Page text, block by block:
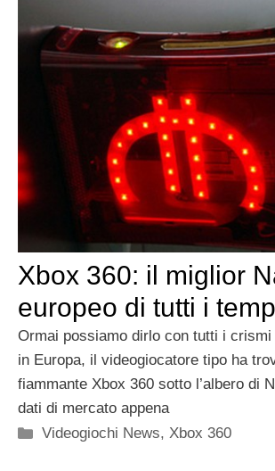
Xbox 360: il miglior
europeo di tutti i
Ormai possiamo dirlo con tutti i crismi
in Europa, il videogiocatore tipo ha
fiammante Xbox 360 sotto l’albero di
dati di mercato appena
Categorie
Videogiochi News,Xbox 360